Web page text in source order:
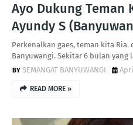
Ayo Dukung Teman
Ayundy S
Perkenalkan gaes, teman kita
Banyuwangi. Sekitar 6 bulan
SEMANGAT BANYUWANGI
READ MORE »